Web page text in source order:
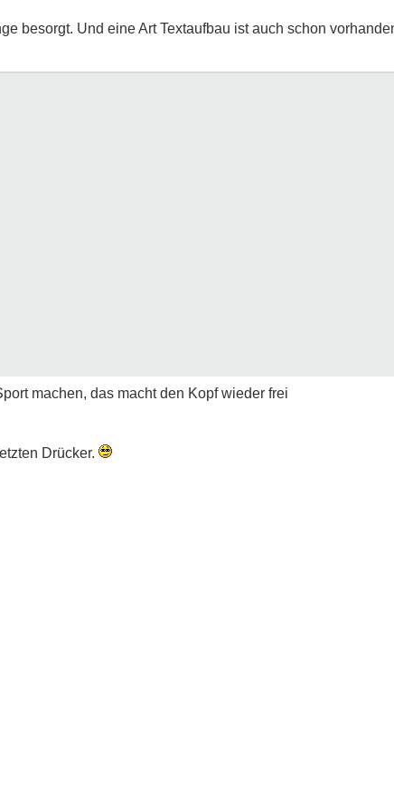
besorgt. Und eine Art Textaufbau ist auch schon
machen, das macht den Kopf wieder frei
Drücker.